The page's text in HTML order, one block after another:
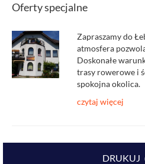
Oferty specjalne
Zapraszamy do
atmosfera
Doskonałe
trasy rowerowe i
spokojna okolica.
czytaj więcej
DRUKUJ